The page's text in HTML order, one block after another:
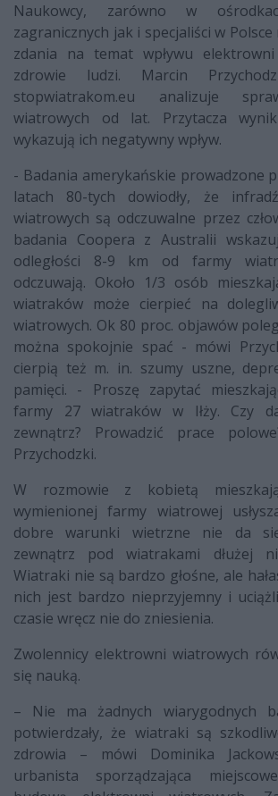
Naukowcy, zarówno w
zagranicznych jak i specjaliści w
zdania na temat wpływu
zdrowie ludzi. Marcin
stopwiatrakom.eu analizuje
wiatrowych od lat. Przytacza
wykazują ich negatywny wpływ.
- Badania amerykańskie prowadzone
latach 80-tych dowiodły, że
wiatrowych są odczuwalne przez
badania Coopera z Australii
odległości 8-9 km od farmy
odczuwają. Około 1/3 osób
wiatraków może cierpieć na
wiatrowych. Ok 80 proc. objawów
można spokojnie spać - mówi
cierpią też m. in. szumy uszne,
pamięci. - Proszę zapytać
farmy 27 wiatraków w Iłży. Czy
zewnątrz? Prowadzić prace
Przychodzki.
W rozmowie z kobietą
wymienionej farmy wiatrowej
dobre warunki wietrzne nie da
zewnątrz pod wiatrakami dłużej
Wiatraki nie są bardzo głośne, ale
nich jest bardzo nieprzyjemny i
czasie wręcz nie do zniesienia.
Zwolennicy elektrowni wiatrowych
się nauką.
– Nie ma żadnych wiarygodnych
potwierdzały, że wiatraki są
zdrowia – mówi Dominika
urbanista sporządzająca